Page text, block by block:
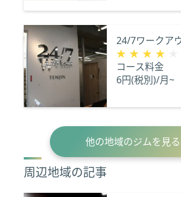
24/7ワークア
★★★★★
★★★★★
コース料金
6円(税別)/月~
他の地域のジムを見る
周辺地域の記事